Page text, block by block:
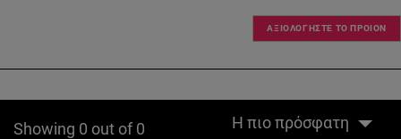
ΑΞΙΟΛΟΓΗΣΤΕ ΤΟ ΠΡΟΙΟΝ
Showing 0 out of 0 Η πιο πρόσφατη